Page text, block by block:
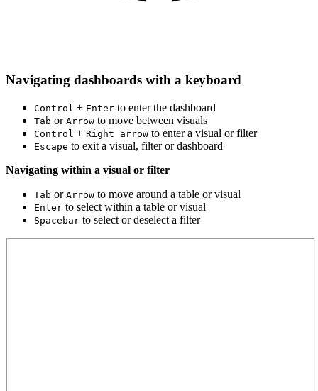
Navigating dashboards with a keyboard
Control + Enter to enter the dashboard
Tab or Arrow to move between visuals
Control + Right arrow to enter a visual or filter
Escape to exit a visual, filter or dashboard
Navigating within a visual or filter
Tab or Arrow to move around a table or visual
Enter to select within a table or visual
Spacebar to select or deselect a filter